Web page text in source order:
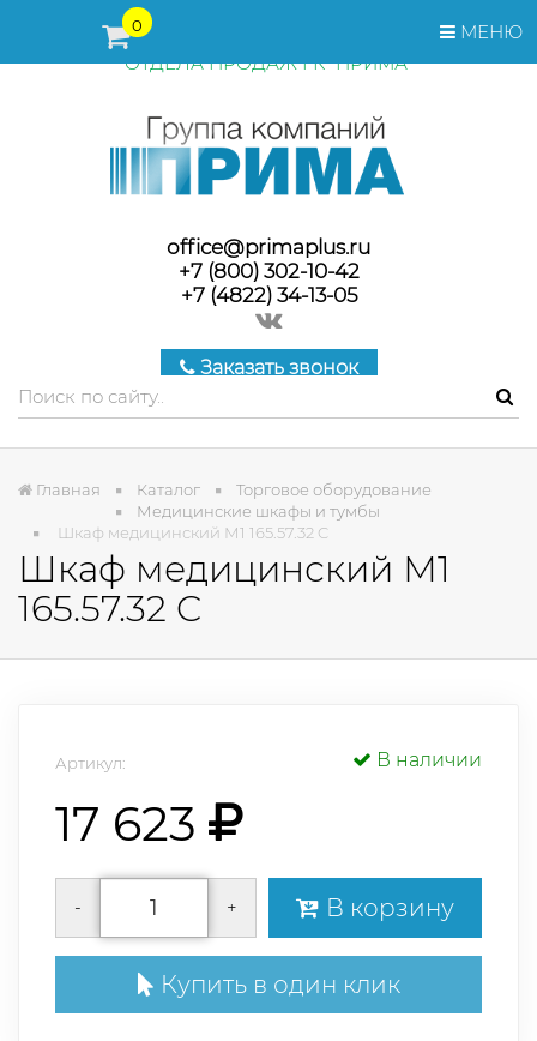
МЕНЮ
0
ПЕРЕД ОФОРМЛЕНИЕМ ЗАКАЗА, СТОИМОСТЬ И СРОКИ
ПОСТАВКИ ТОВАРА УТОЧНЯЙТЕ У МЕНЕДЖЕРОВ
ОТДЕЛА ПРОДАЖ ГК "ПРИМА"
office@primaplus.ru
+7 (800) 302-10-42
+7 (4822) 34-13-05
Заказать звонок
Главная Каталог
Торговое оборудование
Медицинские шкафы и тумбы
Шкаф медицинский М1 165.57.32 C
Шкаф медицинский М1
165.57.32 C
Артикул: В наличии
17 623
- + В корзину
Купить в один клик